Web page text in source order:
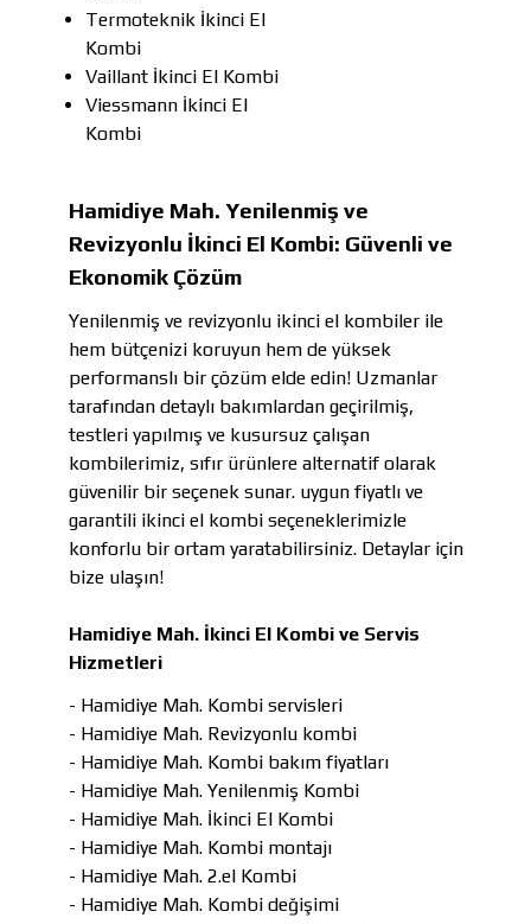
Termoteknik İkinci El
Kombi
Vaillant İkinci El Kombi
Viessmann İkinci El
Kombi
Hamidiye Mah. Yenilenmiş ve
Revizyonlu İkinci El Kombi: Güvenli ve
Ekonomik Çözüm
Yenilenmiş ve revizyonlu ikinci el kombiler ile
hem bütçenizi koruyun hem de yüksek
performanslı bir çözüm elde edin! Uzmanlar
tarafından detaylı bakımlardan geçirilmiş,
testleri yapılmış ve kusursuz çalışan
kombilerimiz, sıfır ürünlere alternatif olarak
güvenilir bir seçenek sunar. uygun fiyatlı ve
garantili ikinci el kombi seçeneklerimizle
konforlu bir ortam yaratabilirsiniz. Detaylar için
bize ulaşın!
Hamidiye Mah. İkinci El Kombi ve Servis
Hizmetleri
- Hamidiye Mah. Kombi servisleri
- Hamidiye Mah. Revizyonlu kombi
- Hamidiye Mah. Kombi bakım fiyatları
- Hamidiye Mah. Yenilenmiş Kombi
- Hamidiye Mah. İkinci El Kombi
- Hamidiye Mah. Kombi montajı
- Hamidiye Mah. 2.el Kombi
- Hamidiye Mah. Kombi değişimi